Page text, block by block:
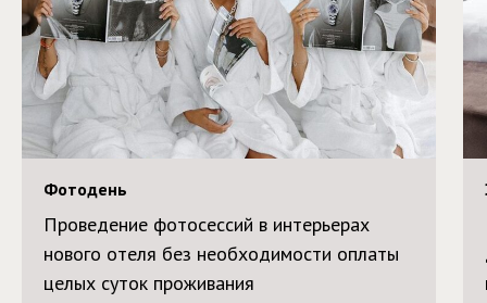
Фотодень
Проведение фотосессий в интерьерах
нового отеля без необходимости оплаты
целых суток проживания